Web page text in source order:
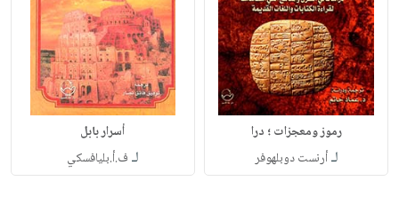
رموز ومعجزات ؛ درا
لـأرنست دوبلهوفر
أسرار بابل
لـ ف.أ.بليافسكي